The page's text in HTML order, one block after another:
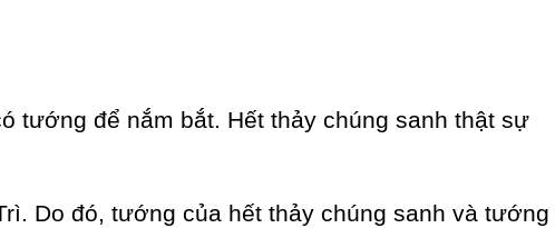
tướng để nắm bắt. Hết thảy chúng sanh thật sự
Do đó, tướng của hết thảy chúng sanh và tướng